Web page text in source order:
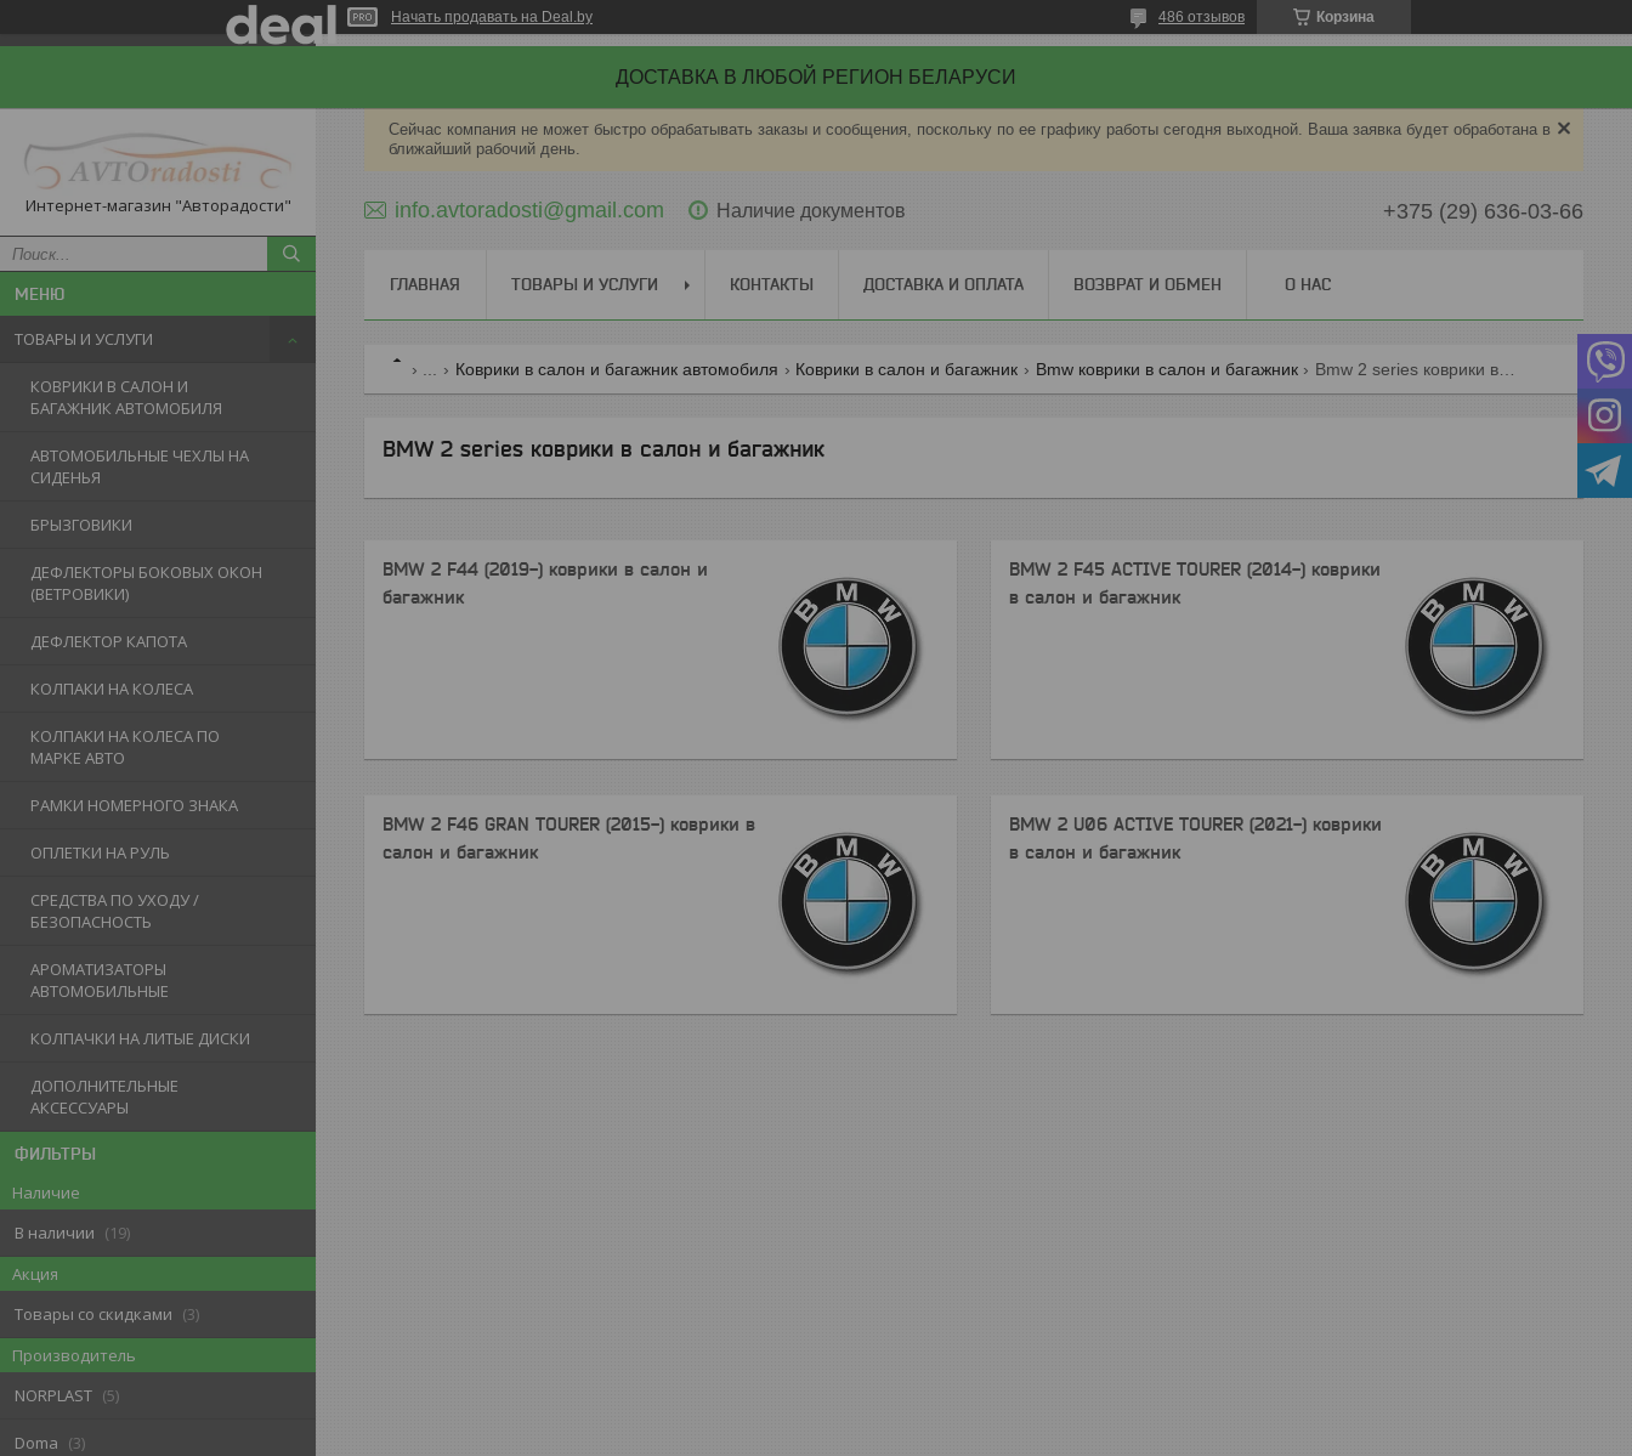
Начать продавать на Deal.by Корзина
486 отзывов
ДОСТАВКА В ЛЮБОЙ РЕГИОН БЕЛАРУСИ
Интернет-магазин "Авторадости"
ТОВАРЫ И УСЛУГИ
КОВРИКИ В САЛОН И
БАГАЖНИК АВТОМОБИЛЯ
АВТОМОБИЛЬНЫЕ ЧЕХЛЫ НА
СИДЕНЬЯ
БРЫЗГОВИКИ
ДЕФЛЕКТОРЫ БОКОВЫХ ОКОН
(ВЕТРОВИКИ)
ДЕФЛЕКТОР КАПОТА
КОЛПАКИ НА КОЛЕСА
КОЛПАКИ НА КОЛЕСА ПО
МАРКЕ АВТО
РАМКИ НОМЕРНОГО ЗНАКА
ОПЛЕТКИ НА РУЛЬ
СРЕДСТВА ПО УХОДУ /
БЕЗОПАСНОСТЬ
АРОМАТИЗАТОРЫ
АВТОМОБИЛЬНЫЕ
КОЛПАЧКИ НА ЛИТЫЕ ДИСКИ
ДОПОЛНИТЕЛЬНЫЕ
АКСЕССУАРЫ
ФИЛЬТРЫ
Наличие
В наличии
19
Акция
Товары со скидками
3
Производитель
NORPLAST
5
Doma 3
Сейчас компания не может быстро обрабатывать заказы и сообщения, поскольку по ее графику работы сегодня выходной. Ваша заявка будет обработана в
ближайший рабочий день.
info.avtoradosti@gmail.com Наличие документов +375 (29) 636-03-66
ГЛАВНАЯ ТОВАРЫ И УСЛУГИ КОНТАКТЫ ДОСТАВКА И ОПЛАТА ВОЗВРАТ И ОБМЕН О НАС
Коврики в салон и багажник автомобиля Коврики в салон и багажник Bmw коврики в салон и багажник
BMW 2 series коврики в салон и багажник
BMW 2 F44 (2019-) коврики в салон и
багажник
BMW 2 F45 ACTIVE TOURER (2014-) коврики
в салон и багажник
BMW 2 F46 GRAN TOURER (2015-) коврики в
салон и багажник
BMW 2 U06 ACTIVE TOURER (2021-) коврики
в салон и багажник